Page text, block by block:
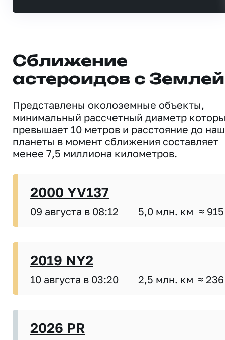
Сближение
астероидов с Землей
Представлены околоземные объекты,
минимальный рассчетный диаметр
превышает 10 метров и расстояние до
планеты в момент сближения составляет
менее 7,5 миллиона километров.
2000 YV137
09 августа в 08:12 5,0 млн. км ≈
2019 NY2
10 августа в 03:20 2,5 млн. км ≈
2026 PR